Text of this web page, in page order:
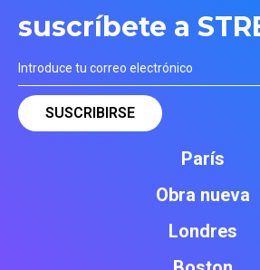
suscríbete a
París
Obra nueva
Londres